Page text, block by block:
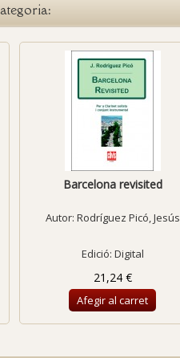
Barcelona revisited
Autor: Rodríguez Picó, Jesús
Edició: Digital
21,24 €
Afegir al carret